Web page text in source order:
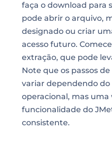
faça o download para
pode abrir o arquivo,
designado ou criar
acesso futuro.
extração, que pode
Note que os passos
variar dependendo do
operacional, mas uma
funcionalidade do
consistente.